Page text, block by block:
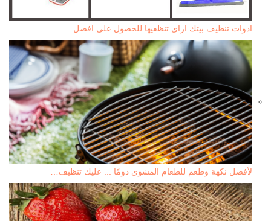
ادوات تنظيف بيتك ازاى تنظفيها للحصول على افضل…
لأفضل نكهة وطعم للطعام المشوي دومًا ... عليك تنظيف…